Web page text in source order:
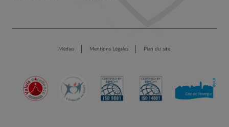
Médias Mentions Légales Plan du site